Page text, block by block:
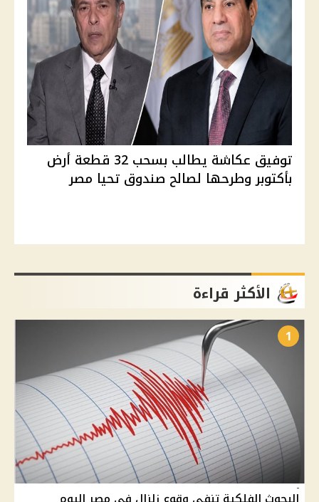
توفيق عكاشة يطالب بسحب 32 قطعة أرض
بأكتوبر وطرحها لصالح صندوق تحيا مصر
الأكثر قراءة
1